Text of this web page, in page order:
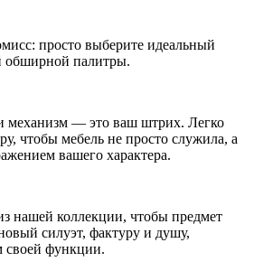
просто выберите идеальный
обширной палитры.
механизм — это ваш штрих. Легко
чтобы мебель не просто служила, а
вашего характера.
нашей коллекции, чтобы предмет
силуэт, фактуру и душу,
своей функции.